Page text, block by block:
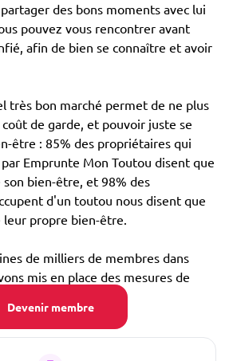
Devenir membre
des bons moments avec lui
pouvez vous rencontrer avant
afin de bien se connaître et avoir
très bon marché permet de ne plus
de garde, et pouvoir juste se
être : 85% des propriétaires qui
Emprunte Mon Toutou disent que
son bien-être, et 98% des
d'un toutou nous disent que
leur propre bien-être.
de milliers de membres dans
mis en place des mesures de
notamment :